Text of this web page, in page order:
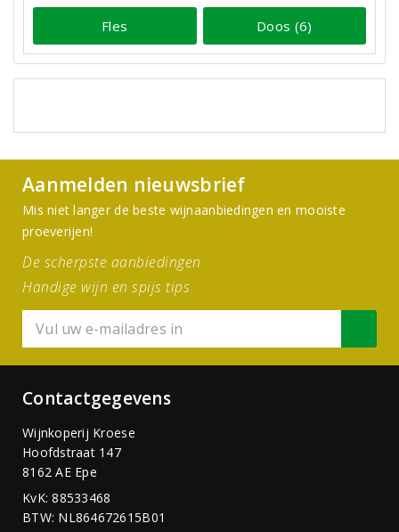
Fles Doos (6)
Aanmelden nieuwsbrief
Mis niet langer de beste wijnaanbiedingen en mooiste
proeverijen!
De scherpste aanbiedingen
Handige wijn en spijs tips
Contactgegevens
Wijnkoperij Kroese
Hoofdstraat 147
8162 AE Epe
KvK: 88533468
BTW: NL864672615B01